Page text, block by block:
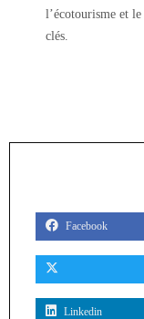
l’écotourisme et le
clés.
Facebook
Linkedin